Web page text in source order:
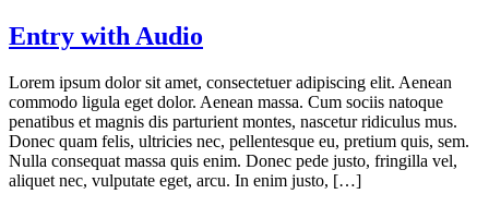
Entry with Audio
Lorem ipsum dolor sit amet, consectetuer adipiscing elit. Aenean
commodo ligula eget dolor. Aenean massa. Cum sociis natoque
penatibus et magnis dis parturient montes, nascetur ridiculus mus.
Donec quam felis, ultricies nec, pellentesque eu, pretium quis, sem.
Nulla consequat massa quis enim. Donec pede justo, fringilla vel,
aliquet nec, vulputate eget, arcu. In enim justo, […]